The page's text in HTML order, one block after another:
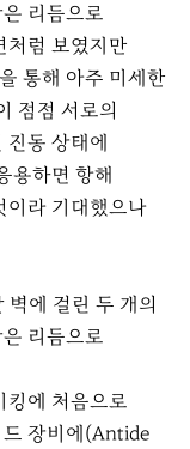
리듬으로
처럼 보였지만
통해 아주 미세한
점점 서로의
동 상태에
용하면 항해
이라 기대했으나
에 걸린 두 개의
리듬으로
킹에 처음으로
장비에(Antide